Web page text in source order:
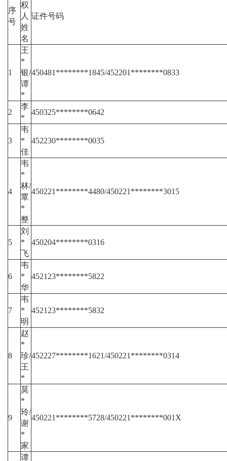
序
号
权
人
姓
名
证件号码
1
王
*
银/
谭
*
450481********1845/452201********0833
2
李
*
450325********0642
3
韦
*
佳
452230********0035
4
韦
*
林/
覃
*
整
450221********4480/450221********3015
5
刘
*
飞
450204********0316
6
韦
*
华
452123********5822
7
韦
*
明
452123********5832
8
赵
*
珍/
王
*
452227********1621/450221********0314
9
莫
*
玲/
谢
*
家
450221********5728/450221********001X
谭